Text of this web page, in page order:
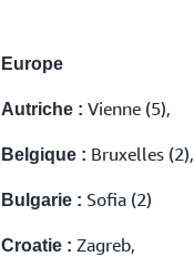
Europe
Autriche : Vienne (5),
Belgique : Bruxelles (2),
Bulgarie : Sofia (2)
Croatie : Zagreb,